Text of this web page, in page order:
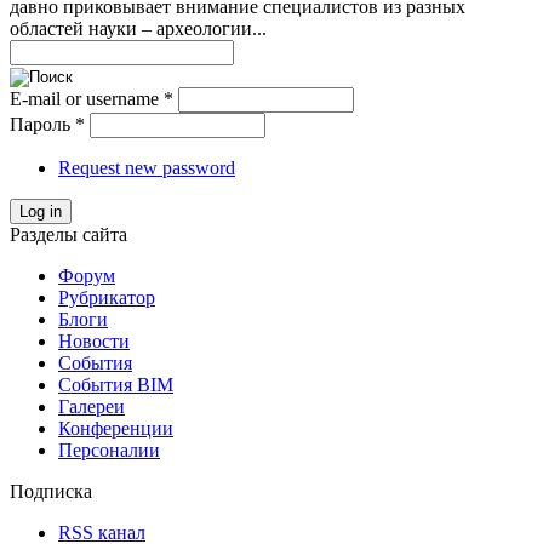
давно приковывает внимание специалистов из разных
областей науки – археологии...
E-mail or username *
Пароль *
Request new password
Log in
Разделы сайта
Форум
Рубрикатор
Блоги
Новости
События
События BIM
Галереи
Конференции
Персоналии
Подписка
RSS канал